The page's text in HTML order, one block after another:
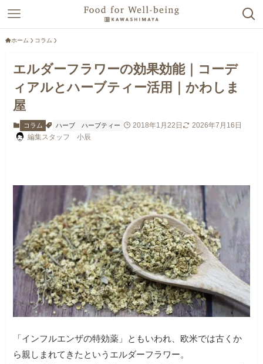
ホーム コラム
エルダーフラワーの効果効能｜コーデ
ィアルとハーブティー活用｜かわしま
屋
コラム ハーブ ハーブティー 2018年1月22日
2026年7月16日
編集スタッフ 小辰
「インフルエンザの特効薬」ともいわれ、欧米では古くか
ら親しまれてきたというエルダーフラワー。